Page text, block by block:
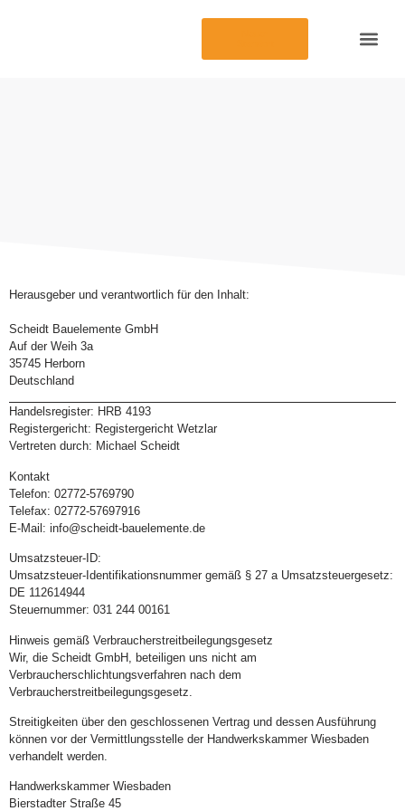
Herausgeber und verantwortlich für den Inhalt:
Scheidt Bauelemente GmbH
Auf der Weih 3a
35745 Herborn
Deutschland
Handelsregister: HRB 4193
Registergericht: Registergericht Wetzlar
Vertreten durch: Michael Scheidt
Kontakt
Telefon: 02772-5769790
Telefax: 02772-57697916
E-Mail: info@scheidt-bauelemente.de
Umsatzsteuer-ID:
Umsatzsteuer-Identifikationsnummer gemäß § 27 a Umsatzsteuergesetz:
DE 112614944
Steuernummer: 031 244 00161
Hinweis gemäß Verbraucherstreitbeilegungsgesetz
Wir, die Scheidt GmbH, beteiligen uns nicht am
Verbraucherschlichtungsverfahren nach dem
Verbraucherstreitbeilegungsgesetz.
Streitigkeiten über den geschlossenen Vertrag und dessen Ausführung
können vor der Vermittlungsstelle der Handwerkskammer Wiesbaden
verhandelt werden.
Handwerkskammer Wiesbaden
Bierstadter Straße 45